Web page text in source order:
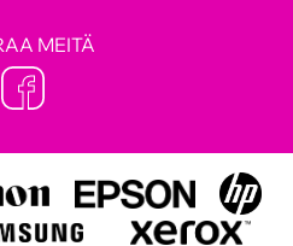
MEITÄ